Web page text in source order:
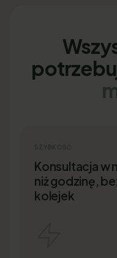
SZYBKOŚĆ
Konsultacja w
niż godzinę,
kolejek